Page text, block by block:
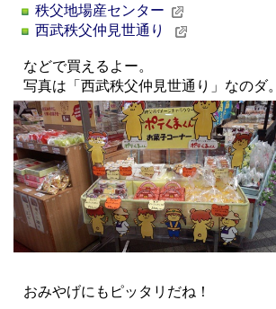
秩父地場産センター
西武秩父仲見世通り
などで買えるよー。
写真は「西武秩父仲見世通り」なのダ。
おみやげにもピッタリだね！